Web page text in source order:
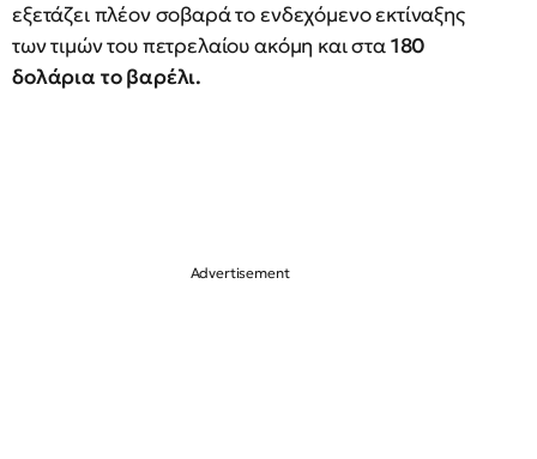
εξετάζει πλέον σοβαρά το ενδεχόμενο εκτίναξης
των τιμών του πετρελαίου ακόμη και στα180
δολάρια το βαρέλι.